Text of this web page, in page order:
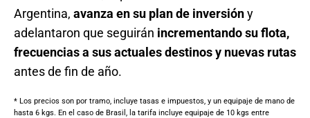
Argentina, avanza en su plan de inversióny
adelantaron que seguirán incrementando su flota,
frecuencias a sus actuales destinos y nuevas rutas
antes de fin de año.
* Los precios son por tramo, incluye tasas e impuestos, y un equipaje de mano de
hasta 6 kgs. En el caso de Brasil, la tarifa incluye equipaje de 10 kgs entre